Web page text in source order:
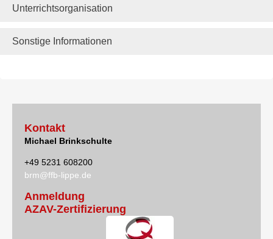
Unterrichtsorganisation
Sonstige Informationen
Kontakt
Michael Brinkschulte
+49 5231 608200
brm@ffb-lippe.de
Anmeldung
AZAV-Zertifizierung